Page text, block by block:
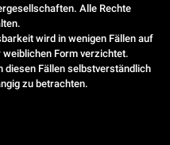
Alle Rechte
wird in wenigen Fällen auf
Form verzichtet.
diesen Fällen selbstverständlich
zu betrachten.